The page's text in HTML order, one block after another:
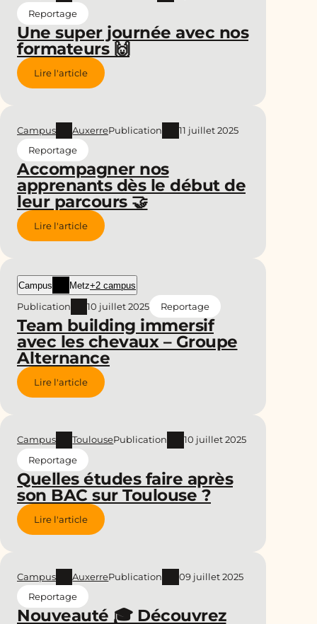
Une super journée avec nos
formateurs 🙌
Reportage
Lire l'article
Accompagner nos
apprenants dès le début de
leur parcours 🤝
Campus AuxerrePublication
11 juillet 2025
Reportage
Lire l'article
Team building immersif
avec les chevaux – Groupe
Alternance
Campus Metz+2 campus
Publication 10 juillet 2025 Reportage
Lire l'article
Quelles études faire après
son BAC sur Toulouse ?
Campus ToulousePublication
10 juillet 2025
Reportage
Lire l'article
Nouveauté 🎓 Découvrez
Campus AuxerrePublication
09 juillet 2025
Reportage